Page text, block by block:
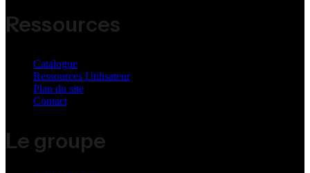
Ressources
Catalogue
Ressources Utilisateur
Plan du site
Contact
Le groupe